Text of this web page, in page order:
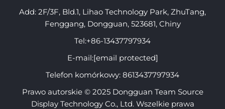
Add: 2F/3F, Bld.1, Lihao Technology Park, ZhuTang,
Fenggang, Dongguan, 523681, Chiny
Tel:+86-13437797934
E-mail:[email protected]
Telefon komórkowy: 8613437797934
Prawo autorskie © 2025 Dongguan Team Source
Display Technology Co., Ltd. Wszelkie prawa